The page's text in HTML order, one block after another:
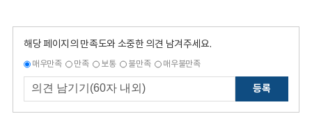
해당 페이지의 만족도와 소중한 의견 남겨주세요.
매우만족 만족 보통 불만족 매우불만족
등록